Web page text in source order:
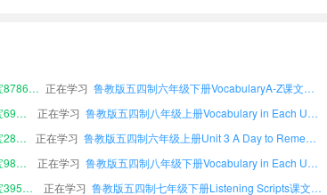
Maybe next time?
翻译：不然就下次吧？
That sounds good!
翻译：可以！
小宝878639 正在学习 鲁教版五四制六年级下册VocabularyA-Z课文朗读
小宝690340 正在学习 鲁教版五四制八年级上册Vocabulary in Each Unit课文朗读
小宝286111 正在学习 鲁教版五四制六年级上册Unit 3 A Day to Remember课文朗读
小宝981596 正在学习 鲁教版五四制八年级下册Vocabulary in Each Unit课文朗读
小宝395272 正在学习 鲁教版五四制七年级下册Listening Scripts课文朗读